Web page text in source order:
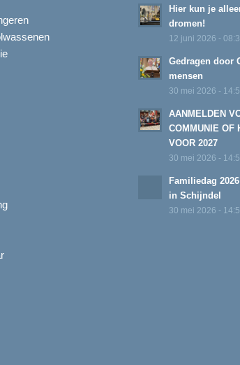
Hier kun je
dromen!
12 juni 2026 -
Gedragen door
mensen
30 mei 2026 -
AANMELDEN
COMMUNIE OF
VOOR 2027
30 mei 2026 -
Familiedag
in Schijndel
30 mei 2026 -